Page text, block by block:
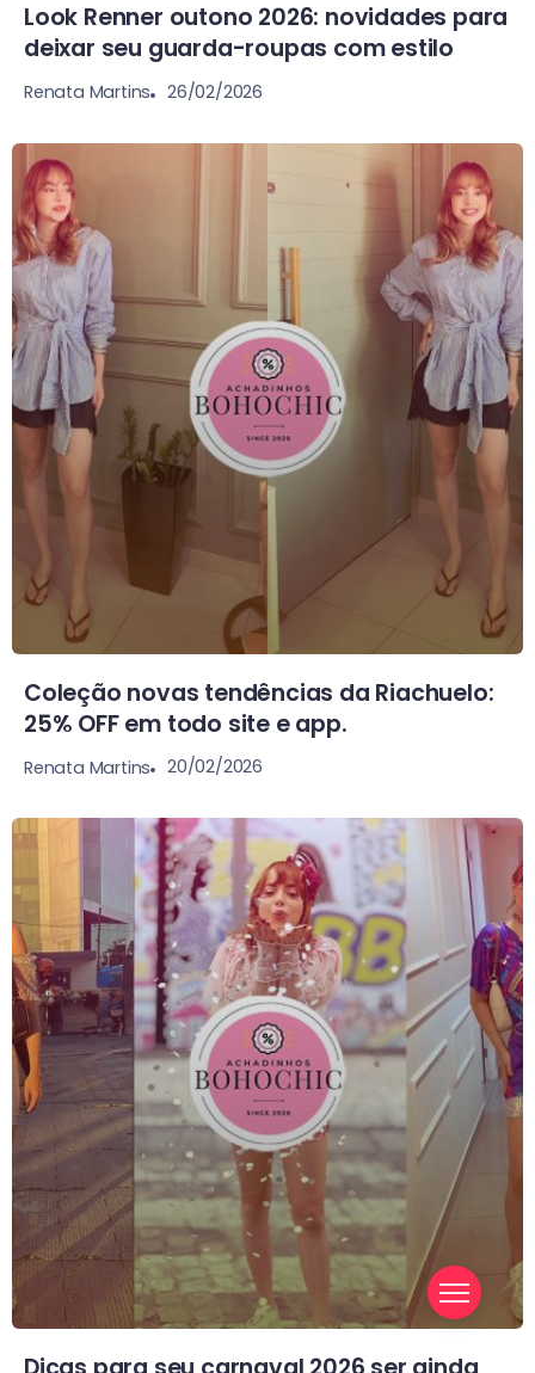
Look Renner outono 2026: novidades para
deixar seu guarda-roupas com estilo
Renata Martins 26/02/2026
Coleção novas tendências da Riachuelo:
25% OFF em todo site e app.
Renata Martins 20/02/2026